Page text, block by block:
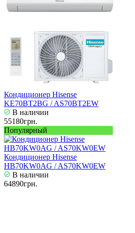
Кондиционер Hisense
KE70BT2BG / AS70BT2EW
В наличии
55180грн.
Популярный
Кондиционер Hisense
HB70KW0AG / AS70KW0EW
В наличии
64890грн.